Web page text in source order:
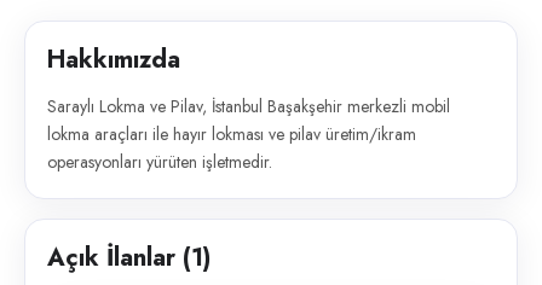
Hakkımızda
Saraylı Lokma ve Pilav, İstanbul Başakşehir merkezli mobil
lokma araçları ile hayır lokması ve pilav üretim/ikram
operasyonları yürüten işletmedir.
Açık İlanlar (1)